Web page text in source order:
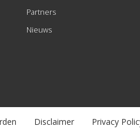
Partners
Nieuws
Disclaimer Privacy